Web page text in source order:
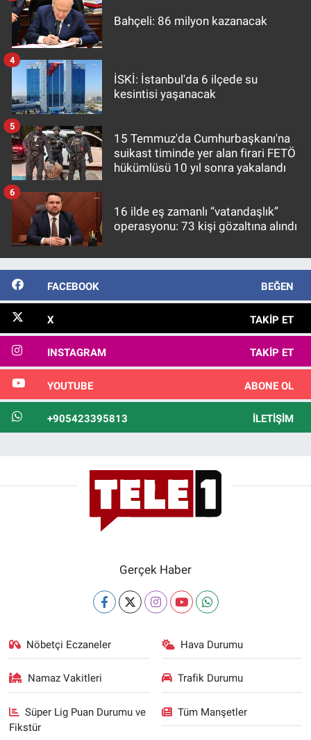
Bahçeli: 86 milyon kazanacak
İSKİ: İstanbul'da 6 ilçede su
kesintisi yaşanacak
4
15 Temmuz'da Cumhurbaşkanı'na
suikast timinde yer alan firari FETÖ
hükümlüsü 10 yıl sonra yakalandı
5
16 ilde eş zamanlı “vatandaşlık”
operasyonu: 73 kişi gözaltına alındı
6
FACEBOOK BEĞEN
X TAKIP ET
INSTAGRAM TAKIP ET
YOUTUBE ABONE OL
+905423395813 İLETIŞIM
Gerçek Haber
Nöbetçi Eczaneler Hava Durumu
Namaz Vakitleri Trafik Durumu
Süper Lig Puan Durumu ve
Fikstür
Tüm Manşetler